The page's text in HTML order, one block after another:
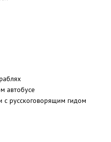
автобусе
с русскоговорящим гидом